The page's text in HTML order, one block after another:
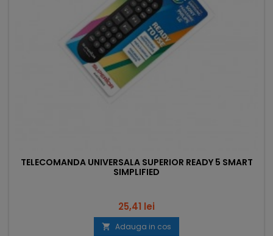
TELECOMANDA UNIVERSALA SUPERIOR READY 5 SMART
SIMPLIFIED
Pret
25,41 lei
 Adauga in cos